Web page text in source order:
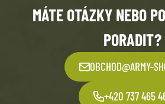
MÁTE OTÁZKY NEBO
PORADIT?
OBCHOD@ARMY-
+420 737 465